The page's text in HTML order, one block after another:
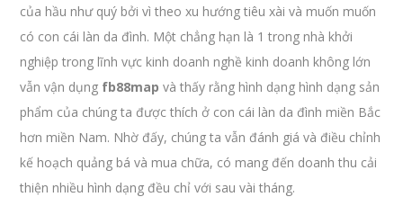
của hầu như quý bởi vì theo xu hướng tiêu xài và muốn muốn
có con cái làn da đình. Một chẳng hạn là 1 trong nhà khởi
nghiệp trong lĩnh vực kinh doanh nghề kinh doanh không lớn
vẫn vận dụng fb88map và thấy rằng hình dạng hình dạng sản
phẩm của chúng ta được thích ở con cái làn da đình miền Bắc
hơn miền Nam. Nhờ đấy, chúng ta vẫn đánh giá và điều chỉnh
kế hoạch quảng bá và mua chữa, có mang đến doanh thu cải
thiện nhiều hình dạng đều chỉ với sau vài tháng.